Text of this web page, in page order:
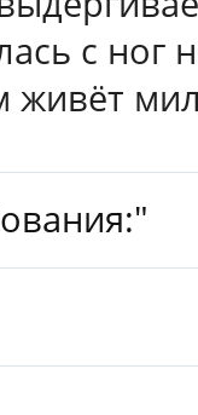
с ног